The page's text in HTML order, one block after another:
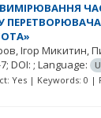
ПЕРЕТВОРЮВАЧА
Ігор Микитин
DOI: ; Language:
Yes | Keywords: 0 |